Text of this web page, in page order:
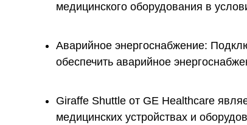
медицинского оборудования в
Аварийное энергоснабжение:
обеспечить аварийное
Giraffe Shuttle от GE Healthcare
медицинских устройствах и